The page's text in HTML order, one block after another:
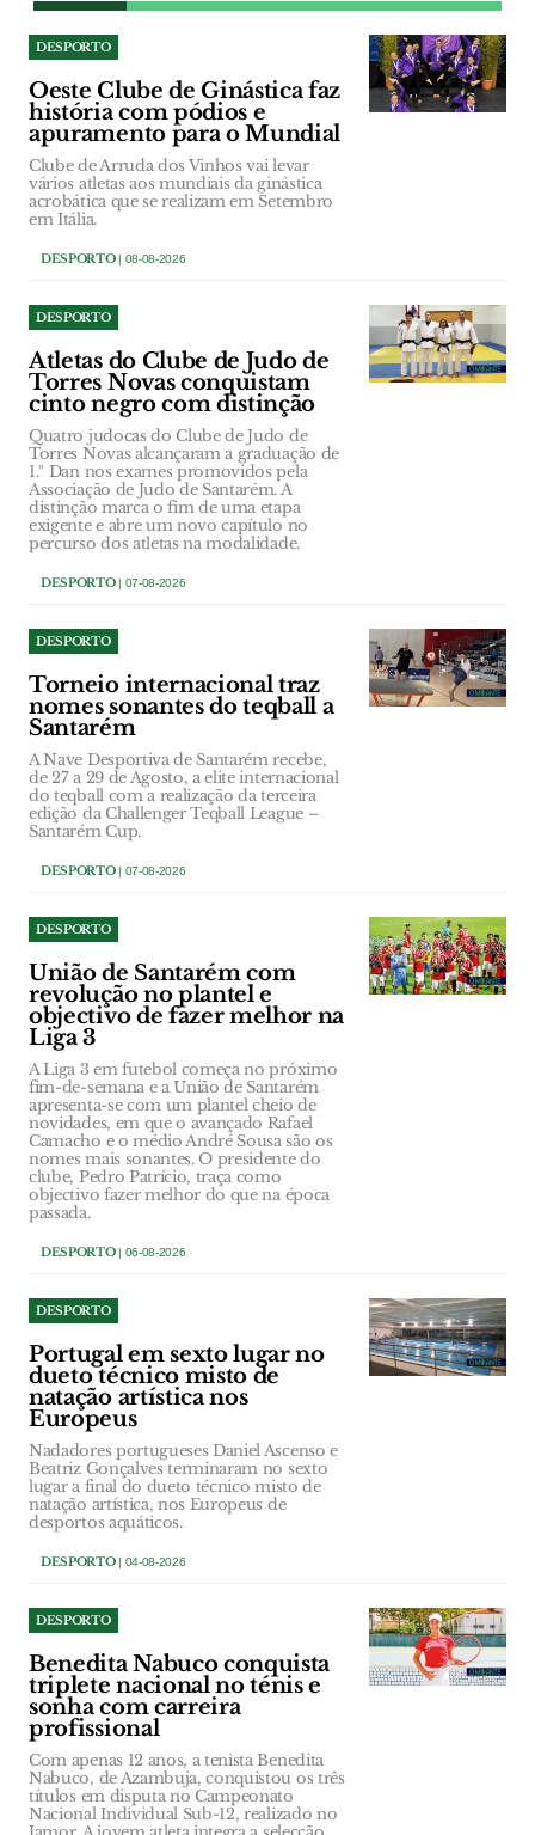
DESPORTO
Oeste Clube de Ginástica faz
história com pódios e
apuramento para o Mundial
Clube de Arruda dos Vinhos vai levar
vários atletas aos mundiais da ginástica
acrobática que se realizam em Setembro
em Itália.
DESPORTO| 08-08-2026
DESPORTO
Atletas do Clube de Judo de
Torres Novas conquistam
cinto negro com distinção
Quatro judocas do Clube de Judo de
Torres Novas alcançaram a graduação de
1.º Dan nos exames promovidos pela
Associação de Judo de Santarém. A
distinção marca o fim de uma etapa
exigente e abre um novo capítulo no
percurso dos atletas na modalidade.
DESPORTO| 07-08-2026
DESPORTO
Torneio internacional traz
nomes sonantes do teqball a
Santarém
A Nave Desportiva de Santarém recebe,
de 27 a 29 de Agosto, a elite internacional
do teqball com a realização da terceira
edição da Challenger Teqball League –
Santarém Cup.
DESPORTO| 07-08-2026
DESPORTO
União de Santarém com
revolução no plantel e
objectivo de fazer melhor na
Liga 3
A Liga 3 em futebol começa no próximo
fim-de-semana e a União de Santarém
apresenta-se com um plantel cheio de
novidades, em que o avançado Rafael
Camacho e o médio André Sousa são os
nomes mais sonantes. O presidente do
clube, Pedro Patrício, traça como
objectivo fazer melhor do que na época
passada.
DESPORTO| 06-08-2026
DESPORTO
Portugal em sexto lugar no
dueto técnico misto de
natação artística nos
Europeus
Nadadores portugueses Daniel Ascenso e
Beatriz Gonçalves terminaram no sexto
lugar a final do dueto técnico misto de
natação artística, nos Europeus de
desportos aquáticos.
DESPORTO| 04-08-2026
DESPORTO
Benedita Nabuco conquista
triplete nacional no ténis e
sonha com carreira
profissional
Com apenas 12 anos, a tenista Benedita
Nabuco, de Azambuja, conquistou os três
títulos em disputa no Campeonato
Nacional Individual Sub-12, realizado no